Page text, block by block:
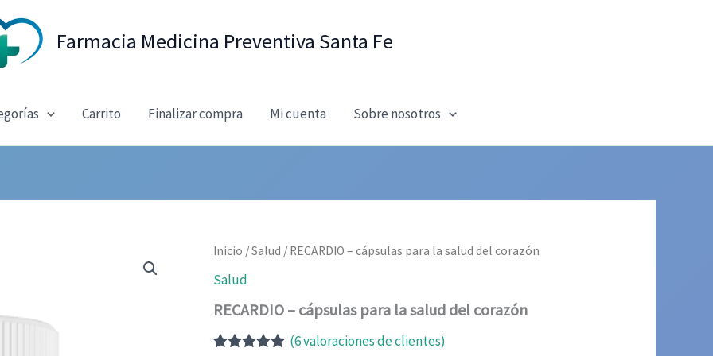
Farmacia Medicina Preventiva Santa Fe
Carrito Finalizar compra Mi cuenta Sobre nosotros
Inicio /Salud / RECARDIO – cápsulas para la salud del corazón
Salud
RECARDIO – cápsulas para la salud del corazón
(6valoraciones de clientes)